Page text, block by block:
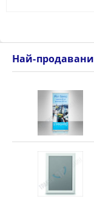
Най-продавани